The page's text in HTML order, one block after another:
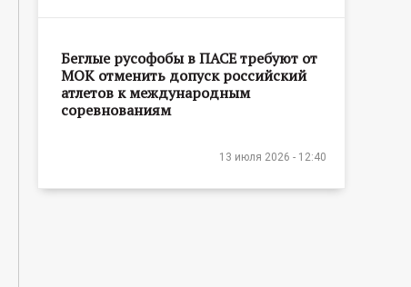
Беглые русофобы в ПАСЕ требуют от
МОК отменить допуск российский
атлетов к международным
соревнованиям
13 июля 2026 - 12:40